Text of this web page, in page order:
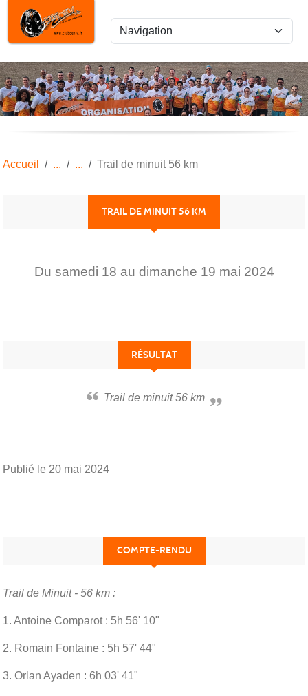
Accueil Trail de minuit 56 km
TRAIL DE MINUIT 56 KM
Du samedi 18 au dimanche 19 mai 2024
RÉSULTAT
Trail de minuit 56 km
Publié le 20 mai 2024
COMPTE-RENDU
Trail de Minuit - 56 km :
1. Antoine Comparot : 5h 56' 10"
2. Romain Fontaine : 5h 57' 44"
3. Orlan Ayaden : 6h 03' 41"
Panneau de gestion des cookies